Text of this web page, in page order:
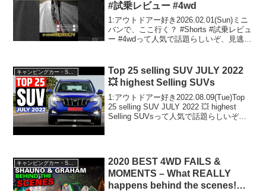
#試乗レビュー #4wd
1:アウトドアー好き2026.02.01(Sun)ミニ
バンで、ここ行く？ #Shorts #試乗レビュ
ー #4wdって人気で話題らしいぞ、見逃さ
アウトドアー...
キャンピングカー・SUV人気車種
Top 25 selling SUV JULY 2022
💥 highest Selling SUVs
1:アウトドアー好き2022.08.09(Tue)Top
25 selling SUV JULY 2022 💥 highest
Selling SUVsって人気で話題らしいぞ、
2020 BEST 4WD FAILS &
MOMENTS – What REALLY
happens behind the scenes!